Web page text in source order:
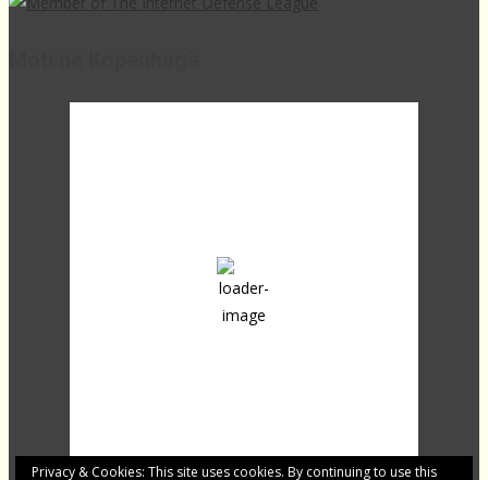
58 %
1013 mb
23 Km/h
Privacy & Cookies: This site uses cookies. By continuing to use this